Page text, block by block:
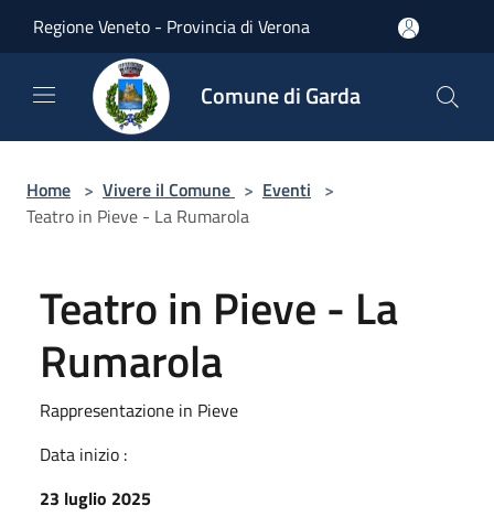
Regione Veneto - Provincia di Verona
Comune di Garda
Home > Vivere il Comune > Eventi >
Teatro in Pieve - La Rumarola
Teatro in Pieve - La
Rumarola
Rappresentazione in Pieve
Data inizio :
23 luglio 2025